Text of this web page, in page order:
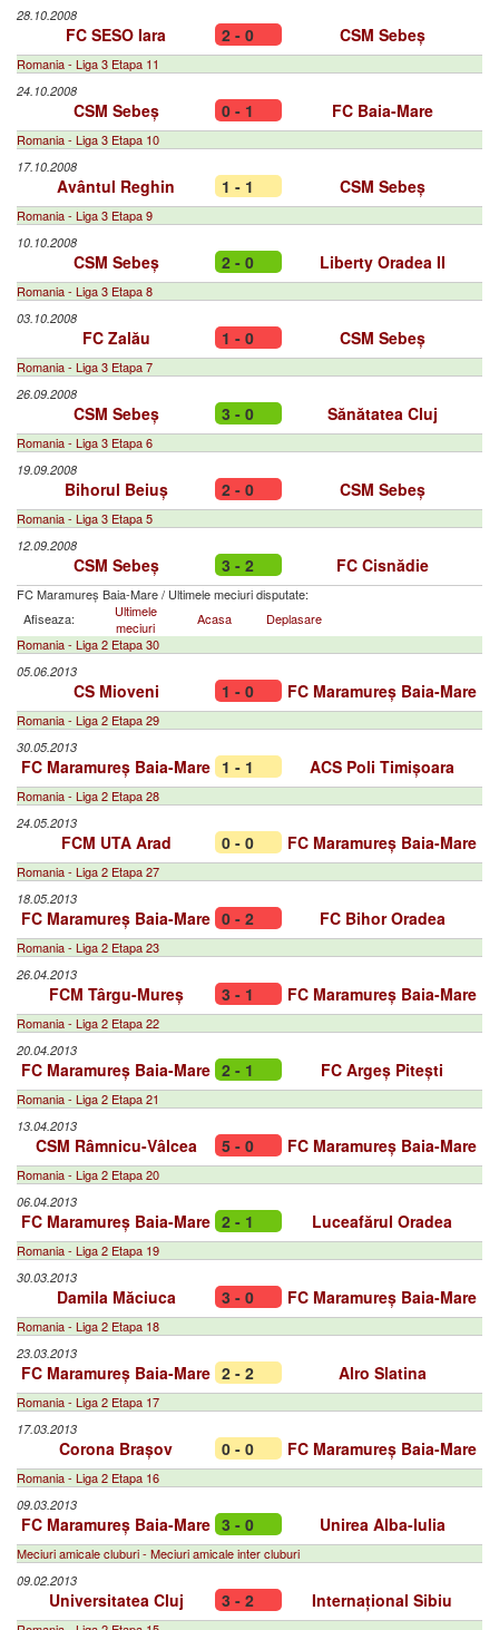
28.10.2008
FC SESO Iara 2 - 0 CSM Sebeș
Romania - Liga 3 Etapa 11
24.10.2008
CSM Sebeș 0 - 1 FC Baia-Mare
Romania - Liga 3 Etapa 10
17.10.2008
Avântul Reghin 1 - 1 CSM Sebeș
Romania - Liga 3 Etapa 9
10.10.2008
CSM Sebeș 2 - 0 Liberty Oradea II
Romania - Liga 3 Etapa 8
03.10.2008
FC Zalău 1 - 0 CSM Sebeș
Romania - Liga 3 Etapa 7
26.09.2008
CSM Sebeș 3 - 0 Sănătatea Cluj
Romania - Liga 3 Etapa 6
19.09.2008
Bihorul Beiuș 2 - 0 CSM Sebeș
Romania - Liga 3 Etapa 5
12.09.2008
CSM Sebeș 3 - 2 FC Cisnădie
FC Maramureș Baia-Mare/ Ultimele meciuri disputate:
Afiseaza:
Ultimele
meciuri
Acasa
Deplasare
Romania - Liga 2 Etapa 30
05.06.2013
CS Mioveni 1 - 0 FC Maramureș Baia-Mare
Romania - Liga 2 Etapa 29
30.05.2013
FC Maramureș Baia-Mare 1 - 1 ACS Poli Timișoara
Romania - Liga 2 Etapa 28
24.05.2013
FCM UTA Arad 0 - 0 FC Maramureș Baia-Mare
Romania - Liga 2 Etapa 27
18.05.2013
FC Maramureș Baia-Mare 0 - 2 FC Bihor Oradea
Romania - Liga 2 Etapa 23
26.04.2013
FCM Târgu-Mureș 3 - 1 FC Maramureș Baia-Mare
Romania - Liga 2 Etapa 22
20.04.2013
FC Maramureș Baia-Mare 2 - 1 FC Argeș Pitești
Romania - Liga 2 Etapa 21
13.04.2013
CSM Râmnicu-Vâlcea 5 - 0 FC Maramureș Baia-Mare
Romania - Liga 2 Etapa 20
06.04.2013
FC Maramureș Baia-Mare 2 - 1 Luceafărul Oradea
Romania - Liga 2 Etapa 19
30.03.2013
Damila Măciuca 3 - 0 FC Maramureș Baia-Mare
Romania - Liga 2 Etapa 18
23.03.2013
FC Maramureș Baia-Mare 2 - 2 Alro Slatina
Romania - Liga 2 Etapa 17
17.03.2013
Corona Brașov 0 - 0 FC Maramureș Baia-Mare
Romania - Liga 2 Etapa 16
09.03.2013
FC Maramureș Baia-Mare 3 - 0 Unirea Alba-Iulia
Meciuri amicale cluburi - Meciuri amicale inter cluburi
09.02.2013
Universitatea Cluj 3 - 2 Internațional Sibiu